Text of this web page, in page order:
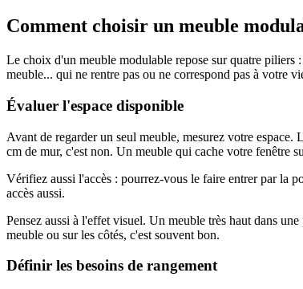
Comment choisir un meuble
Le choix d'un meuble modulable repose sur quatre piliers
meuble... qui ne rentre pas ou ne correspond pas à votre
Évaluer l'espace disponible
Avant de regarder un seul meuble, mesurez votre
cm de mur, c'est non. Un meuble qui cache votre fenêtre
Vérifiez aussi l'accès : pourrez-vous le faire entrer par la
accès aussi.
Pensez aussi à l'effet visuel. Un meuble très haut dans
meuble ou sur les côtés, c'est souvent bon.
Définir les besoins de rangement